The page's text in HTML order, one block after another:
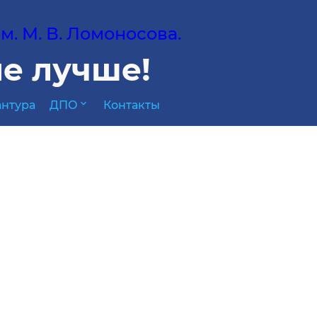
М. В. Ломоносова.
лучше!
ДПО expand_more Контакты